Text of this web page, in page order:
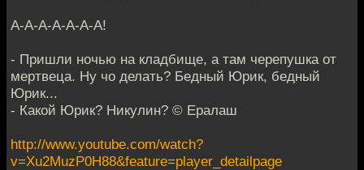
А-А-А-А-А-А-А!
- Пришли ночью на кладбище, а там черепушка от
мертвеца. Ну чо делать? Бедный Юрик, бедный
Юрик...
- Какой Юрик? Никулин? © Ералаш
http://www.youtube.com/watch?
v=Xu2MuzP0H88&feature=player_detailpage